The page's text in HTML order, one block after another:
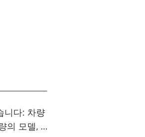
니다: 차량
의 모델, …